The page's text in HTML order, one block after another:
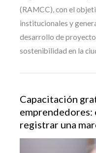
(RAMCC), con el
institucionales y
desarrollo de
sostenibilidad en la
Capacitación
emprendedores:
registrar una